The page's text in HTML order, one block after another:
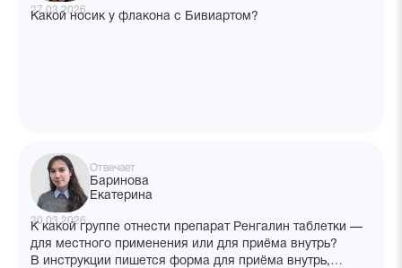
27.03.2026
Какой носик у флакона с Бивиартом?
Отвечает
Баринова
Екатерина
30.03.2026
К какой группе отнести препарат Ренгалин таблетки —
для местного применения или для приёма внутрь?
В инструкции пишется форма для приёма внутрь,